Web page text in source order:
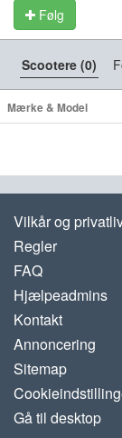
Følg
Scootere (0)
Mærke & Model
Vilkår og
Regler
FAQ
Hjælpeadmins
Kontakt
Annoncering
Sitemap
Gå til desktop